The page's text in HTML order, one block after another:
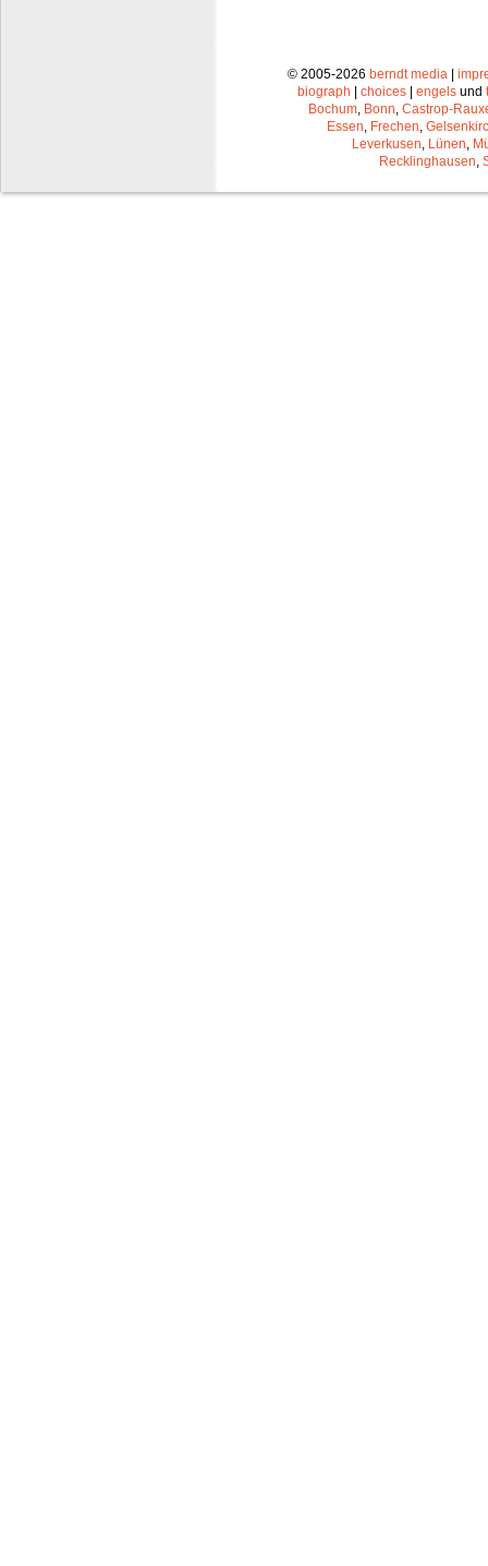
© 2005-2026 berndt media |
biograph | choices | engels und
Bochum Bonn Castrop-
Essen Frechen
Leverkusen Lünen
Recklinghausen